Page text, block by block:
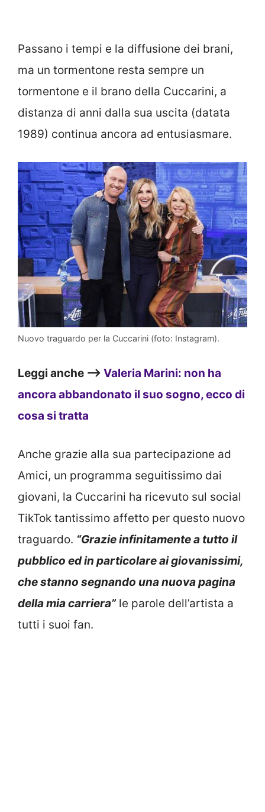
Passano i tempi e la diffusione dei brani,
ma un tormentone resta sempre un
tormentone e il brano della Cuccarini, a
distanza di anni dalla sua uscita (datata
1989) continua ancora ad entusiasmare.
Nuovo traguardo per la Cuccarini (foto: Instagram).
Leggi anche –> Valeria Marini: non ha
ancora abbandonato il suo sogno, ecco di
cosa si tratta
Anche grazie alla sua partecipazione ad
Amici, un programma seguitissimo dai
giovani, la Cuccarini ha ricevuto sul social
TikTok tantissimo affetto per questo nuovo
traguardo. “Grazie infinitamente a tutto il
pubblico ed in particolare ai giovanissimi,
che stanno segnando una nuova pagina
della mia carriera”le parole dell’artista a
tutti i suoi fan.